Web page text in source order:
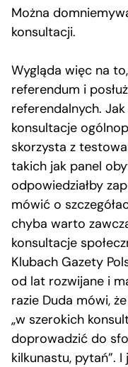
Można
konsultacji.
Wygląda więc na
referendum i
referendalnych.
konsultacje
skorzysta z
takich jak panel
odpowiedziałby
mówić o
chyba warto
konsultacje
Klubach Gazety
od lat rozwijane i
razie Duda mówi,
„w szerokich
doprowadzić do
kilkunastu, pytań”.